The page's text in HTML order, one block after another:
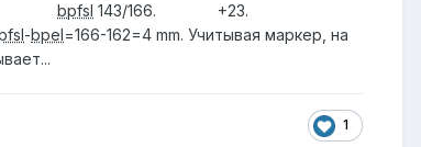
bpfsl 143/166. +23.
-bpel=166-162=4 mm. Учитывая маркер, на
1